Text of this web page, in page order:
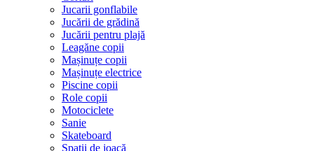
Jucarii gonflabile
Jucării de grădină
Jucării pentru plajă
Leagăne copii
Mașinuțe copii
Mașinuțe electrice
Piscine copii
Role copii
Motociclete
Sanie
Skateboard
Spații de joacă